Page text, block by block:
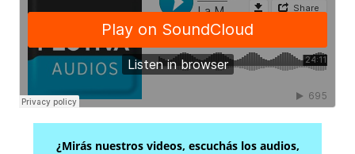
¿Mirás nuestros videos, escuchás los audios,